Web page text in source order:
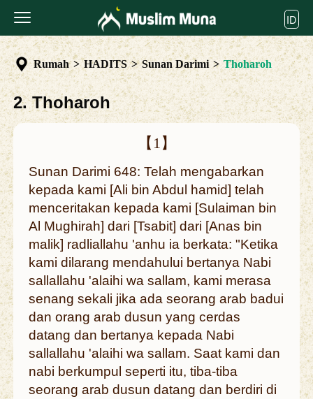
ID
Rumah > HADITS > Sunan Darimi > Thoharoh
2. Thoharoh
【1】
Sunan Darimi 648: Telah mengabarkan
kepada kami [Ali bin Abdul hamid] telah
menceritakan kepada kami [Sulaiman bin
Al Mughirah] dari [Tsabit] dari [Anas bin
malik] radliallahu 'anhu ia berkata: "Ketika
kami dilarang mendahului bertanya Nabi
sallallahu 'alaihi wa sallam, kami merasa
senang sekali jika ada seorang arab badui
dan orang arab dusun yang cerdas
datang dan bertanya kepada Nabi
sallallahu 'alaihi wa sallam. Saat kami dan
nabi berkumpul seperti itu, tiba-tiba
seorang arab dusun datang dan berdiri di